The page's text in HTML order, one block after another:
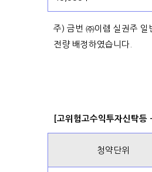
주) 금번 ㈜이렘 실권주
전량 배정하였습니다.
[고위험고수익투자신탁
청약단위